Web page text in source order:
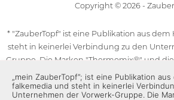
Copyright © 2026 -
* "ZauberTopf" ist eine Publikation aus dem
steht in keinerlei Verbindung zu den
Gruppe. Die Marken "Thermomix®" und
des "Thermomix®" sind eingetragene
der Vorwerk-Gruppe. Die Marken
„mein ZauberTopf”; ist eine Publikation aus
falkemedia und steht in keinerlei
Unternehmen der Vorwerk-Gruppe. Die